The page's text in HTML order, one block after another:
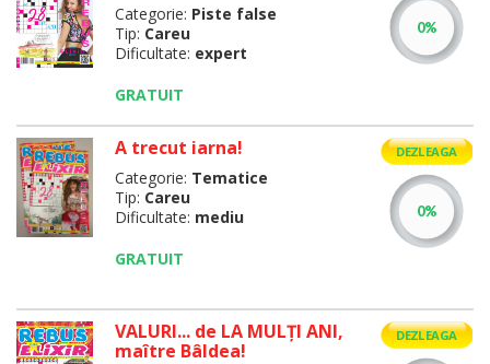
Categorie: Piste false
Tip: Careu
Dificultate: expert
GRATUIT
A trecut iarna!
Categorie: Tematice
Tip: Careu
Dificultate: mediu
GRATUIT
DEZLEAGA
VALURI... de LA MULŢI ANI,
maître Bâldea!
DEZLEAGA